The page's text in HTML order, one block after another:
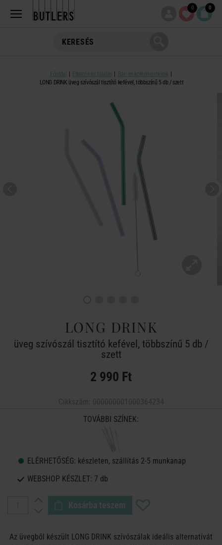
0 0
Főoldal Étkezés és tálalás
Bár- és koktéltermékek
LONG DRINK üveg szívószál tisztító kefével, többszínű 5 db / szett
LONG DRINK
üveg szívószál tisztító kefével, többszínű 5 db /
szett
2 990 Ft
TOVÁBBI SZÍNEK:
ELÉRHETŐSÉG: készleten, szállítás 2-5 munkanap
WEBSHOP KÉSZLET: 7 db
Kosárba teszem
Az üvegből készült LONG DRINK szívószálak ideális alternatívát